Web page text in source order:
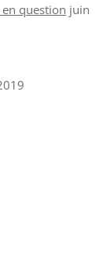
question juin